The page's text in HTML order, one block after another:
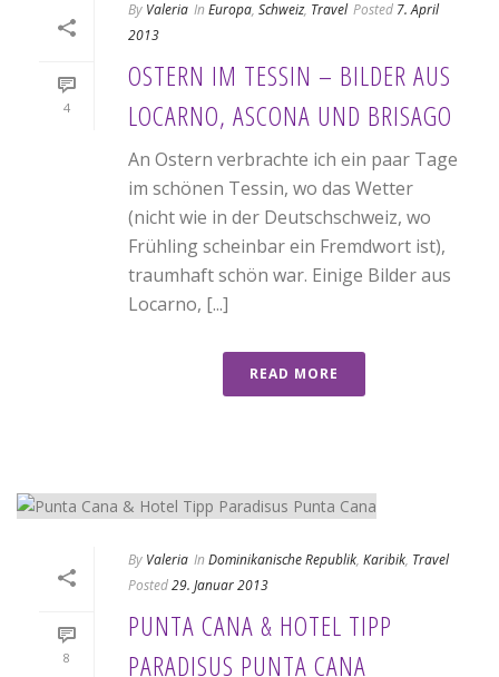
4
By Valeria In Europa, Schweiz, Travel Posted 7. April
2013
OSTERN IM TESSIN – BILDER AUS
LOCARNO, ASCONA UND BRISAGO
An Ostern verbrachte ich ein paar Tage
im schönen Tessin, wo das Wetter
(nicht wie in der Deutschschweiz, wo
Frühling scheinbar ein Fremdwort ist),
traumhaft schön war. Einige Bilder aus
Locarno, [...]
READ MORE
8
By Valeria In Dominikanische Republik, Karibik, Travel
Posted29. Januar 2013
PUNTA CANA & HOTEL TIPP
PARADISUS PUNTA CANA